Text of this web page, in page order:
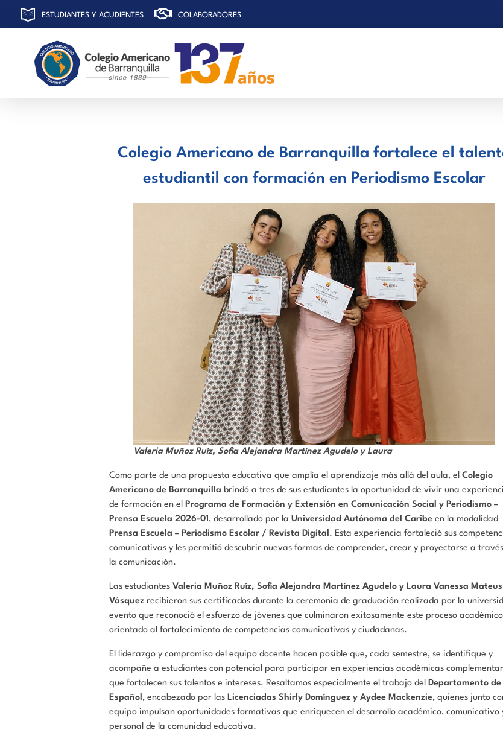
ESTUDIANTES Y ACUDIENTES COLABORADORES
Colegio Americano de Barranquilla fortalece el
estudiantil con formación en Periodismo Escolar
Valeria Muñoz Ruíz, Sofía Alejandra Martínez Agudelo y Laura
Como parte de una propuesta educativa que amplía el aprendizaje más allá del aula, el Colegio
Americano de Barranquilla brindó a tres de sus estudiantes la oportunidad de vivir una
de formación en el Programa de Formación y Extensión en Comunicación Social y Periodismo –
Prensa Escuela 2026-01, desarrollado por la Universidad Autónoma del Caribeen la modalidad
Prensa Escuela – Periodismo Escolar / Revista Digital. Esta experiencia fortaleció sus
comunicativas y les permitió descubrir nuevas formas de comprender, crear y proyectarse a
la comunicación.
Las estudiantes Valeria Muñoz Ruíz, Sofía Alejandra Martínez Agudelo y Laura Vanessa Mateus
Vásquezrecibieron sus certificados durante la ceremonia de graduación realizada por la
evento que reconoció el esfuerzo de jóvenes que culminaron exitosamente este proceso académico
orientado al fortalecimiento de competencias comunicativas y ciudadanas.
El liderazgo y compromiso del equipo docente hacen posible que, cada semestre, se identifique y
acompañe a estudiantes con potencial para participar en experiencias académicas
que fortalecen sus talentos e intereses. Resaltamos especialmente el trabajo del Departamento de
Español, encabezado por las Licenciadas Shirly Domínguez y Aydee Mackenzie, quienes junto
equipo impulsan oportunidades formativas que enriquecen el desarrollo académico, comunicativo
personal de la comunidad educativa.